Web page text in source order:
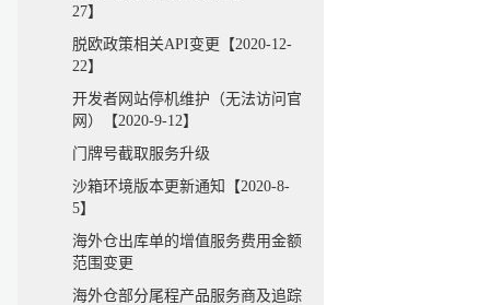
27】
脱欧政策相关API变更【2020-12-
22】
开发者网站停机维护（无法访问官
网）【2020-9-12】
门牌号截取服务升级
沙箱环境版本更新通知【2020-8-
5】
海外仓出库单的增值服务费用金额
范围变更
海外仓部分尾程产品服务商及追踪